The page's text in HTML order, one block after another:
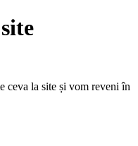
ceva la site și vom reveni în